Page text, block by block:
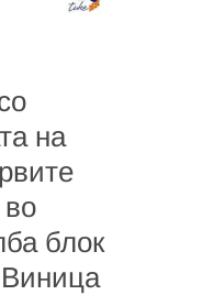
на
во
блок